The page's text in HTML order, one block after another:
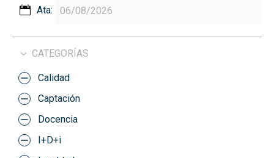
Ata:
CATEGORÍAS
Calidad
Captación
Docencia
I+D+i